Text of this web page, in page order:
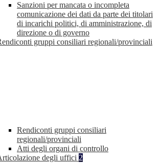
Sanzioni per mancata o incompleta
comunicazione dei dati da parte dei titolari
di incarichi politici, di amministrazione, di
direzione o di governo
gruppi consiliari regionali/provinciali
Rendiconti gruppi consiliari
regionali/provinciali
Atti degli organi di controllo
degli uffici 2